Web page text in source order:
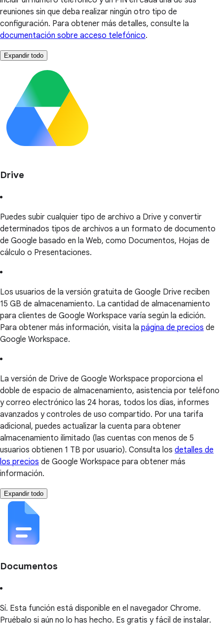
reuniones sin que deba realizar ningún otro tipo de
configuración. Para obtener más detalles, consulte la
documentación sobre acceso telefónico.
Expandir todo
Drive
Puedes subir cualquier tipo de archivo a Drive y convertir
determinados tipos de archivos a un formato de documento
de Google basado en la Web, como Documentos, Hojas de
cálculo o Presentaciones.
Los usuarios de la versión gratuita de Google Drive reciben
15 GB de almacenamiento. La cantidad de almacenamiento
para clientes de Google Workspace varía según la edición.
Para obtener más información, visita la página de precios de
Google Workspace.
La versión de Drive de Google Workspace proporciona el
doble de espacio de almacenamiento, asistencia por teléfono
y correo electrónico las 24 horas, todos los días, informes
avanzados y controles de uso compartido. Por una tarifa
adicional, puedes actualizar la cuenta para obtener
almacenamiento ilimitado (las cuentas con menos de 5
usuarios obtienen 1 TB por usuario). Consulta los detalles de
los precios de Google Workspace para obtener más
información.
Expandir todo
Documentos
Sí. Esta función está disponible en el navegador Chrome.
Pruébalo si aún no lo has hecho. Es gratis y fácil de instalar.